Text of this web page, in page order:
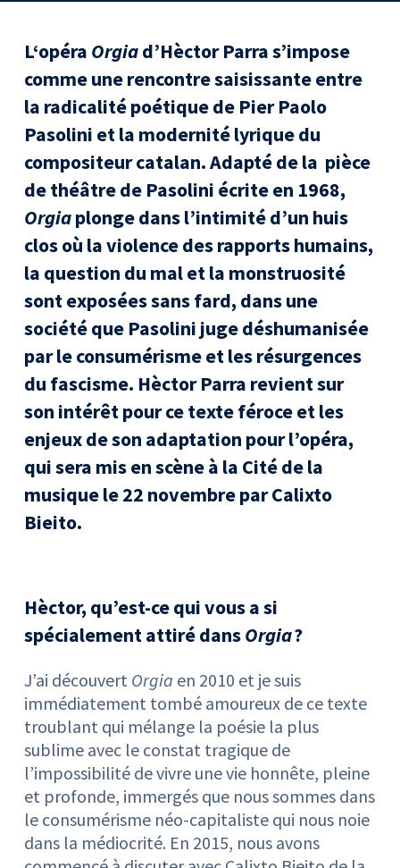
L‘opéra Orgiad’Hèctor Parra s’impose
comme une rencontre saisissante entre
la radicalité poétique de Pier Paolo
Pasolini et la modernité lyrique du
compositeur catalan. Adapté de la pièce
de théâtre de Pasolini écrite en 1968,
Orgiaplonge dans l’intimité d’un huis
clos où la violence des rapports humains,
la question du mal et la monstruosité
sont exposées sans fard, dans une
société que Pasolini juge déshumanisée
par le consumérisme et les résurgences
du fascisme. Hèctor Parra revient sur
son intérêt pour ce texte féroce et les
enjeux de son adaptation pour l’opéra,
qui sera mis en scène à la Cité de la
musique le 22 novembre par Calixto
Bieito.
Hèctor, qu’est-ce qui vous a si
spécialement attiré dansOrgia?
J’ai découvert Orgia en 2010 et je suis
immédiatement tombé amoureux de ce texte
troublant qui mélange la poésie la plus
sublime avec le constat tragique de
l’impossibilité de vivre une vie honnête, pleine
et profonde, immergés que nous sommes dans
le consumérisme néo-capitaliste qui nous noie
dans la médiocrité. En 2015, nous avons